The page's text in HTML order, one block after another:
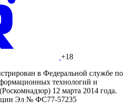
+18
в Федеральной службе по
технологий и
12 марта 2014 года.
Эл № ФС77-57235